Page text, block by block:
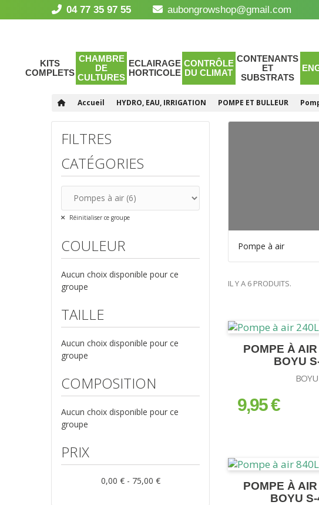
04 77 35 97 55 aubongrowshop@gmail.com
KITS
COMPLETS
CHAMBRE
DE
CULTURES
ECLAIRAGE
HORTICOLE
CONTRÔLE
DU CLIMAT
CONTENANTS
ET
SUBSTRATS
Accueil HYDRO, EAU, IRRIGATION POMPE ET BULLEUR
FILTRES
CATÉGORIES
Réinitialiser ce groupe
COULEUR
Aucun choix disponible pour ce
groupe
TAILLE
Aucun choix disponible pour ce
groupe
COMPOSITION
Aucun choix disponible pour ce
groupe
PRIX
0,00 € - 75,00 €
Pompe à air
IL Y A 6 PRODUITS.
POMPE À
BOYU
BOYU
prix
9,95 €
POMPE À
BOYU